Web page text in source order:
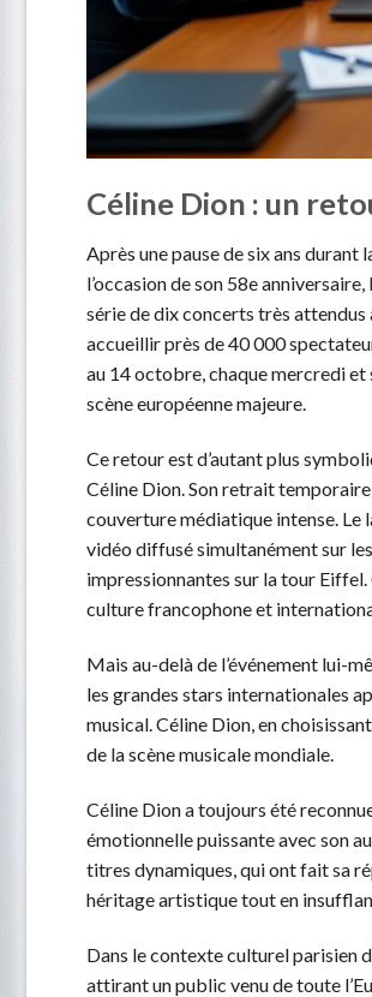
Céline Dion : un
Après une pause de six ans durant
l’occasion de son 58e
série de dix concerts très attendus
accueillir près de 40 000
au 14 octobre, chaque mercredi et
scène européenne majeure.
Ce retour est d’autant plus
Céline Dion. Son retrait
couverture médiatique intense. Le
vidéo diffusé simultanément sur
impressionnantes sur la tour
culture francophone et
Mais au-delà de l’événement lui-
les grandes stars internationales
musical. Céline Dion, en
de la scène musicale mondiale.
Céline Dion a toujours été
émotionnelle puissante avec son
titres dynamiques, qui ont fait sa
héritage artistique tout en
Dans le contexte culturel parisien
attirant un public venu de toute